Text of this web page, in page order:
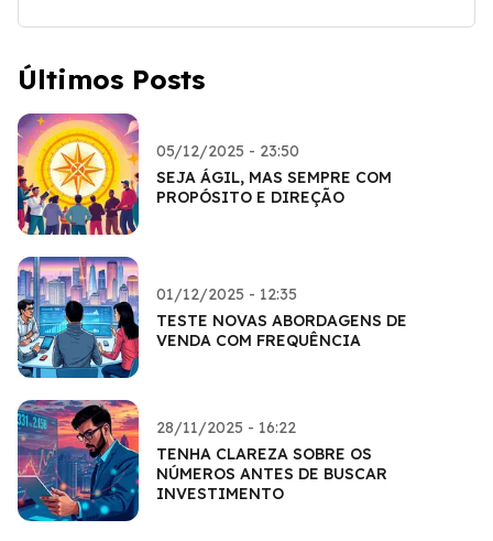
Últimos Posts
05/12/2025 - 23:50
SEJA ÁGIL, MAS SEMPRE COM
PROPÓSITO E DIREÇÃO
01/12/2025 - 12:35
TESTE NOVAS ABORDAGENS DE
VENDA COM FREQUÊNCIA
28/11/2025 - 16:22
TENHA CLAREZA SOBRE OS
NÚMEROS ANTES DE BUSCAR
INVESTIMENTO